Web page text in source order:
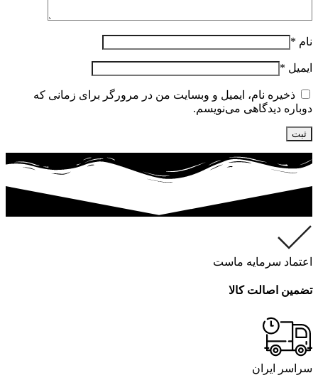
نام *
ایمیل *
ذخیره نام، ایمیل و وبسایت من در مرورگر برای زمانی که
دوباره دیدگاهی می‌نویسم.
اعتماد سرمایه ماست
تضمین اصالت کالا
سراسر ایران